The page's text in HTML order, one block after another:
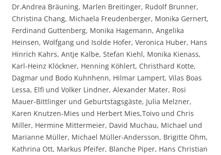
Dr.Andrea Bräuning, Marlen Breitinger, Rudolf Brunner,
Christina Chang, Michaela Freudenberger, Monika Gernert,
Ferdinand Guttenberg, Monika Hagemann, Angelika
Heinsen, Wolfgang und Isolde Hofer, Veronica Huber, Hans
Hinrich Kahrs, Antje Kalbe, Stefan Kiehl, Monika Kienass,
Karl-Heinz Klöckner, Henning Köhlert, Christhard Kotte,
Dagmar und Bodo Kuhnhenn, Hilmar Lampert, Vilas Boas
Lessa, Elfi und Volker Lindner, Alexander Mater, Rosi
Mauer-Bittlinger und Geburtstagsgäste, Julia Melzner,
Karen Knutzen-Mies und Herbert Mies,Toivo und Chris
Miller, Hermine Mittermeier, David Muchau, Michael und
Marianne Müller, Michael Müller-Andersson, Brigitte Ohm,
Kathrina Ott, Markus Pfeifer, Blanche Piper, Hans Christian